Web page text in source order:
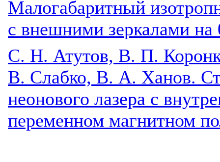
Малогабаритный
с внешними зеркалами
C. Н. Атутов, В. П.
В. Слабко, В. А. Ханов.
неонового лазера с
переменном магнитном